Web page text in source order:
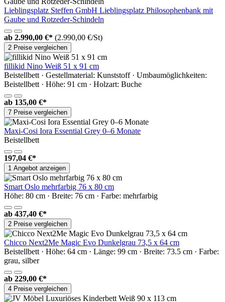
Lieblingsplatz Steffen GmbH Lieblingsplatz Philosophenbank mit
Gaube und Rotzeder-Schindeln
ab 2.990,00 €* (2.990,00 €/St)
2 Preise vergleichen
fillikid Nino Weiß 51 x 91 cm
Beistellbett · Gestellmaterial: Kunststoff · Umbaumöglichkeiten:
Beistellbett · Höhe: 91 cm · Holzart: Buche
ab 135,00 €*
7 Preise vergleichen
Maxi-Cosi Iora Essential Grey 0–6 Monate
Beistellbett
197,04 €*
1 Angebot anzeigen
Smart Oslo mehrfarbig 76 x 80 cm
Höhe: 80 cm · Breite: 76 cm · Farbe: mehrfarbig
ab 437,40 €*
2 Preise vergleichen
Chicco Next2Me Magic Evo Dunkelgrau 73,5 x 64 cm
Beistellbett · Höhe: 64 cm · Länge: 99 cm · Breite: 73.5 cm · Farbe:
grau, silber
ab 229,00 €*
4 Preise vergleichen